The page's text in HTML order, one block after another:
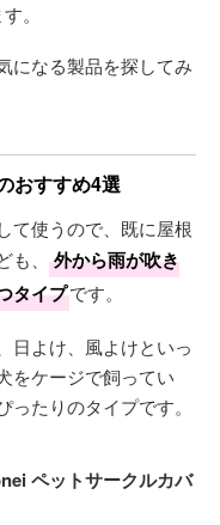
。
になる製品を探してみ
おすすめ4選
て使うので、既に屋根
、
外から雨が吹き
タイプです。
日よけ、風よけといっ
をケージで飼ってい
たりのタイプです。
ペットサークルカバ